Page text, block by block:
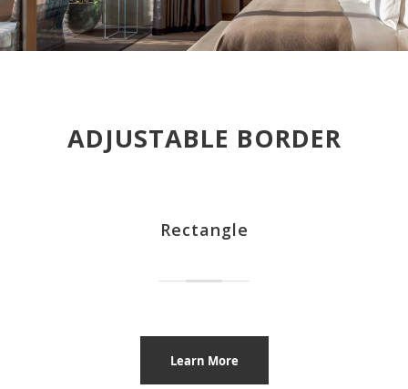
ADJUSTABLE BORDER
Rectangle
Learn More